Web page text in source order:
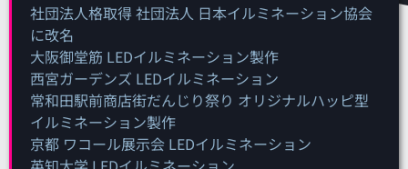
社団法人格取得 社団法人 日本イルミネーション協会
に改名
大阪御堂筋 LEDイルミネーション製作
西宮ガーデンズ LEDイルミネーション
常和田駅前商店街だんじり祭り オリジナルハッピ型
イルミネーション製作
京都 ワコール展示会 LEDイルミネーション